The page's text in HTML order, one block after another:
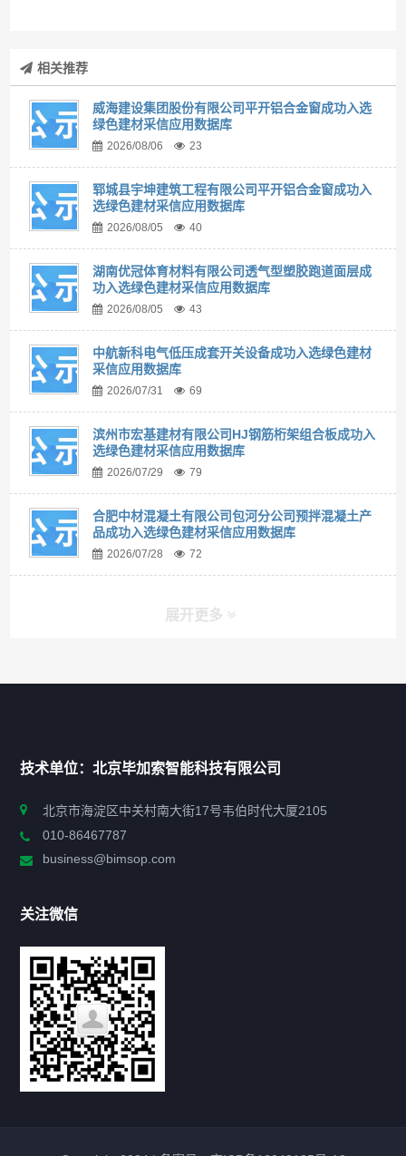
相关推荐
威海建设集团股份有限公司平开铝合金窗成功入选
绿色建材采信应用数据库
2026/08/06 23
郓城县宇坤建筑工程有限公司平开铝合金窗成功入
选绿色建材采信应用数据库
2026/08/05 40
湖南优冠体育材料有限公司透气型塑胶跑道面层成
功入选绿色建材采信应用数据库
2026/08/05 43
中航新科电气低压成套开关设备成功入选绿色建材
采信应用数据库
2026/07/31 69
滨州市宏基建材有限公司HJ钢筋桁架组合板成功入
选绿色建材采信应用数据库
2026/07/29 79
合肥中材混凝土有限公司包河分公司预拌混凝土产
品成功入选绿色建材采信应用数据库
2026/07/28 72
展开更多
政策法规
新闻资讯
工作动态
会议活动
技术单位：北京毕加索智能科技有限公司
北京市海淀区中关村南大街17号韦伯时代大厦2105
010-86467787
business@bimsop.com
关注微信